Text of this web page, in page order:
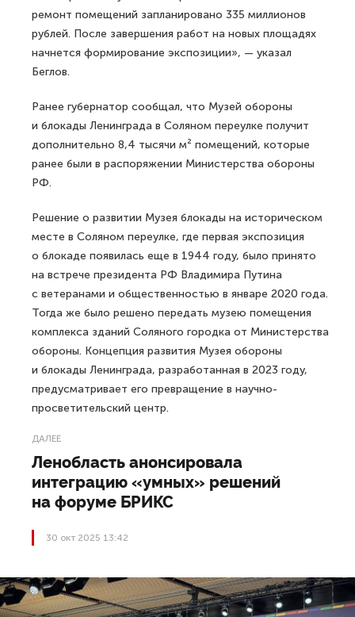
ремонт помещений запланировано 335 миллионов
рублей. После завершения работ на новых площадях
начнется формирование экспозиции», — указал
Беглов.
Ранее губернатор сообщал, что Музей обороны
и блокады Ленинграда в Соляном переулке получит
дополнительно 8,4 тысячи м² помещений, которые
ранее были в распоряжении Министерства обороны
РФ.
Решение о развитии Музея блокады на историческом
месте в Соляном переулке, где первая экспозиция
о блокаде появилась еще в 1944 году, было принято
на встрече президента РФ Владимира Путина
с ветеранами и общественностью в январе 2020 года.
Тогда же было решено передать музею помещения
комплекса зданий Соляного городка от Министерства
обороны. Концепция развития Музея обороны
и блокады Ленинграда, разработанная в 2023 году,
предусматривает его превращение в научно-
просветительский центр.
ДАЛЕЕ
Ленобласть анонсировала
интеграцию «умных» решений
на форуме БРИКС
30 окт 2025 13:42